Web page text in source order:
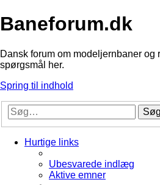
Baneforum.dk
Dansk forum om modeljernbaner og
spørgsmål her.
Spring til indhold
Søg
Hurtige links
Ubesvarede indlæg
Aktive emner